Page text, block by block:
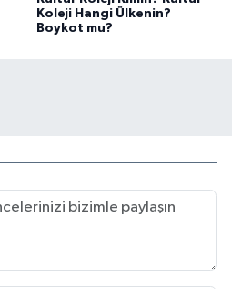
Koleji Hangi Ülkenin?
Boykot mu?